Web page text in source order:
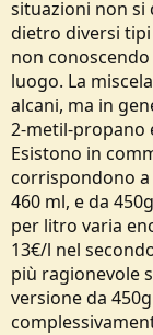
situazioni non si
dietro diversi
non
luogo. La
alcani, ma in
2-metil-propano
Esistono in
corrispondono a
460 ml, e da
per litro varia
13€/l nel
più ragionevole
versione da